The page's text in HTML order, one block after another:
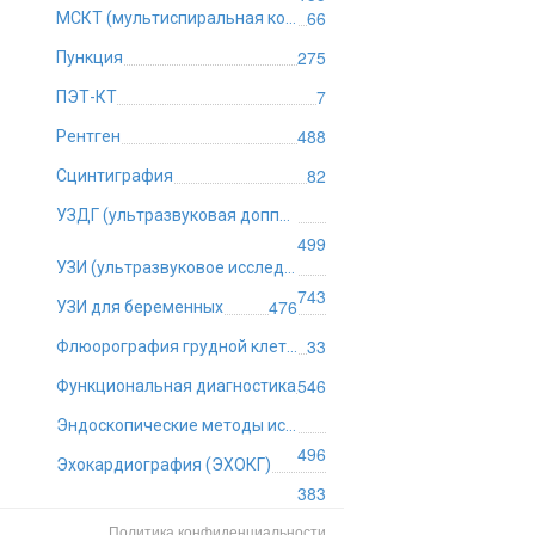
66
Пункция 275
ПЭТ-КТ 7
Рентген 488
Сцинтиграфия 82
499
743
УЗИ для беременных 476
33
Функциональная диагностика546
496
Эхокардиография (ЭХОКГ)
383
Политика конфиденциальности